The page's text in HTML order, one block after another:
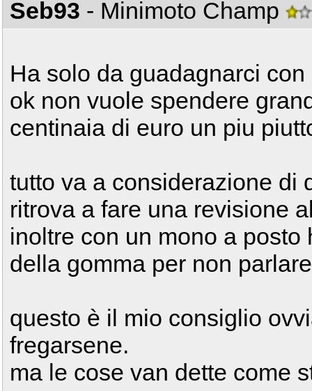
Seb93 - Minimoto Champ
Ha solo da guadagnarci
ok non vuole spendere
centinaia di euro un piu
tutto va a considerazione di
ritrova a fare una revisione
inoltre con un mono a
della gomma per non
questo è il mio consiglio
fregarsene.
ma le cose van dette come